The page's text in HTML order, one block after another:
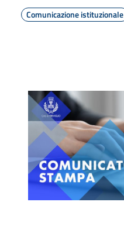
Comunicazione istituzionale